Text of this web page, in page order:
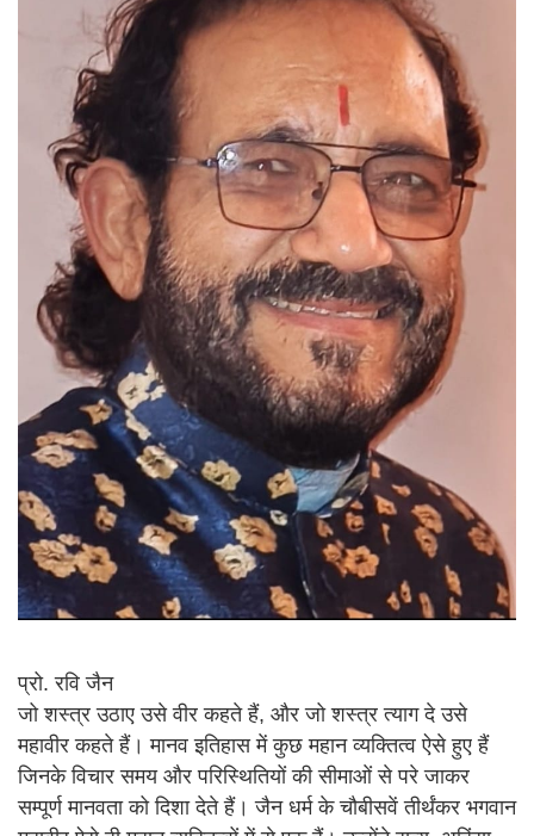
प्रो. रवि जैन
जो शस्त्र उठाए उसे वीर कहते हैं, और जो शस्त्र त्याग दे उसे
महावीर कहते हैं। मानव इतिहास में कुछ महान व्यक्तित्व ऐसे हुए हैं
जिनके विचार समय और परिस्थितियों की सीमाओं से परे जाकर
सम्पूर्ण मानवता को दिशा देते हैं। जैन धर्म के चौबीसवें तीर्थंकर भगवान